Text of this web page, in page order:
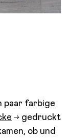
paar farbige
gedruckt
ob und